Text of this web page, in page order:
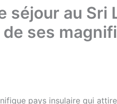
séjour au Sri
ses
pays insulaire qui